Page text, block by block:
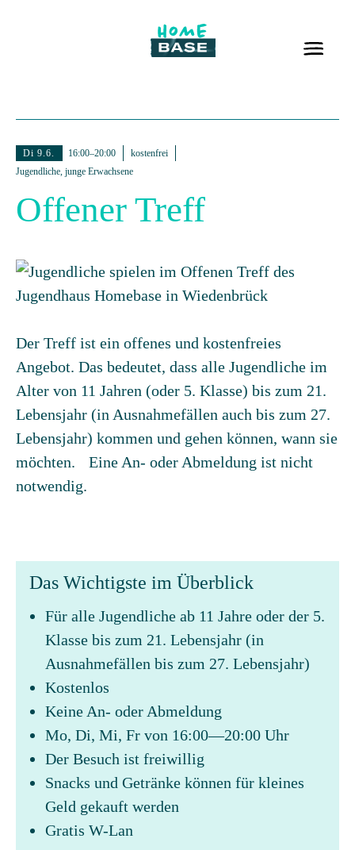
Di 9.6. 16:00–20:00
kostenfrei
Jugendliche, junge Erwachsene
Offener Treff
Der Treff ist ein offenes und kostenfreies
Angebot. Das bedeutet, dass alle Jugendliche im
Alter von 11 Jahren (oder 5. Klasse) bis zum 21.
Lebensjahr (in Ausnahmefällen auch bis zum 27.
Lebensjahr) kommen und gehen können, wann sie
möchten. Eine An- oder Abmeldung ist nicht
notwendig.
Das Wichtigste im Überblick
Für alle Jugendliche ab 11 Jahre oder der 5.
Klasse bis zum 21. Lebensjahr (in
Ausnahmefällen bis zum 27. Lebensjahr)
Kostenlos
Keine An- oder Abmeldung
Mo, Di, Mi, Fr von 16:00—20:00 Uhr
Der Besuch ist freiwillig
Snacks und Getränke können für kleines
Geld gekauft werden
Gratis W-Lan